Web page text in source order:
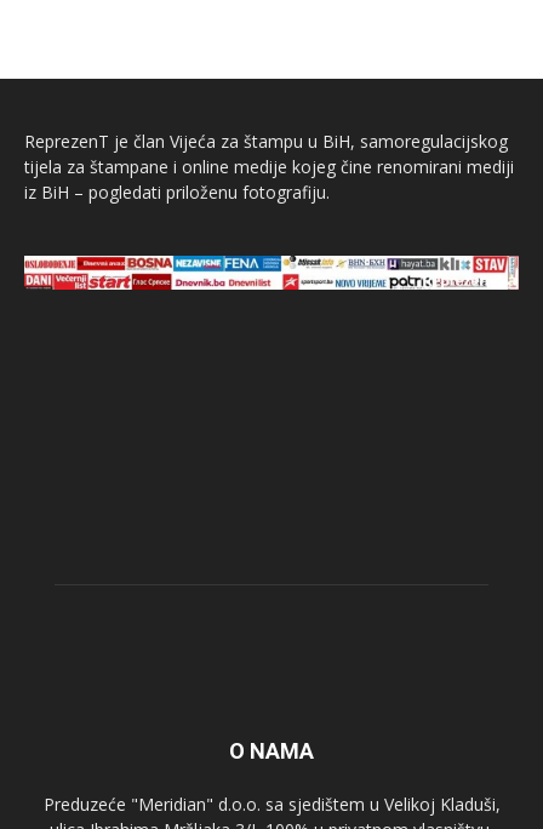
ReprezenT je član Vijeća za štampu u BiH, samoregulacijskog
tijela za štampane i online medije kojeg čine renomirani mediji
iz BiH – pogledati priloženu fotografiju.
O NAMA
Preduzeće "Meridian" d.o.o. sa sjedištem u Velikoj Kladuši,